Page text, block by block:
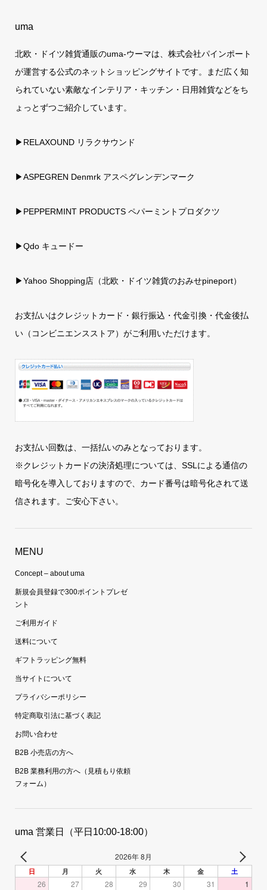
uma
北欧・ドイツ雑貨通販のuma-ウーマは、株式会社パインポート
が運営する公式のネットショッピングサイトです。まだ広く知
られていない素敵なインテリア・キッチン・日用雑貨などをち
ょっとずつご紹介しています。
▶RELAXOUND リラクサウンド
▶ASPEGREN Denmrk アスペグレンデンマーク
▶PEPPERMINT PRODUCTS ペパーミントプロダクツ
▶Qdo キュードー
▶Yahoo Shopping店（北欧・ドイツ雑貨のおみせpineport）
お支払いはクレジットカード・銀行振込・代金引換・代金後払
い（コンビニエンスストア）がご利用いただけます。
お支払い回数は、一括払いのみとなっております。
※クレジットカードの決済処理については、SSLによる通信の
暗号化を導入しておりますので、カード番号は暗号化されて送
信されます。ご安心下さい。
MENU
Concept – about uma
新規会員登録で300ポイントプレゼ
ント
ご利用ガイド
送料について
ギフトラッピング無料
当サイトについて
プライバシーポリシー
特定商取引法に基づく表記
お問い合わせ
B2B 小売店の方へ
B2B 業務利用の方へ（見積もり依頼
フォーム）
uma 営業日（平日10:00-18:00）
2026年 8月
日 月 火 水 木 金 土
26 27 28 29 30 31 1